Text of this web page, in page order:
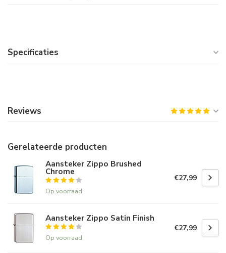
Specificaties
Reviews
Gerelateerde producten
Aansteker Zippo Brushed
Chrome
Op voorraad
€27,99
Aansteker Zippo Satin Finish
Op voorraad
€27,99